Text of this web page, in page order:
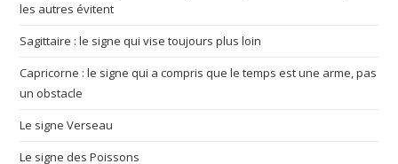
les autres évitent
Sagittaire : le signe qui vise toujours plus loin
Capricorne : le signe qui a compris que le temps est une arme, pas
un obstacle
Le signe Verseau
Le signe des Poissons